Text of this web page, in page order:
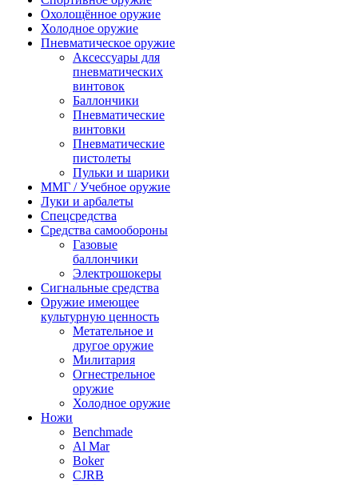
Охолощённое оружие
Холодное оружие
Пневматическое оружие
Аксессуары для
пневматических
винтовок
Баллончики
Пневматические
винтовки
Пневматические
пистолеты
Пульки и шарики
ММГ / Учебное оружие
Луки и арбалеты
Спецсредства
Средства самообороны
Газовые
баллончики
Электрошокеры
Сигнальные средства
Оружие имеющее
культурную ценность
Метательное и
другое оружие
Милитария
Огнестрельное
оружие
Холодное оружие
Ножи
Benchmade
Al Mar
Boker
CJRB